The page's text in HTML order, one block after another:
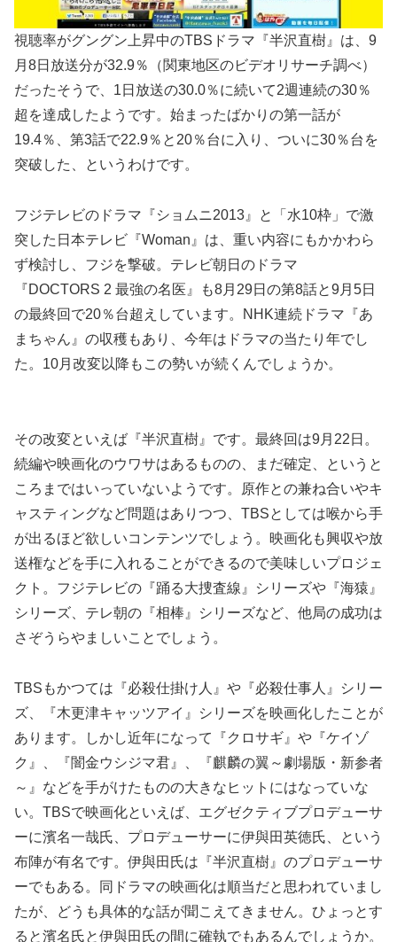
視聴率がグングン上昇中のTBSドラマ『半沢直樹』は、9
月8日放送分が32.9％（関東地区のビデオリサーチ調べ）
だったそうで、1日放送の30.0％に続いて2週連続の30％
超を達成したようです。始まったばかりの第一話が
19.4％、第3話で22.9％と20％台に入り、ついに30％台を
突破した、というわけです。
フジテレビのドラマ『ショムニ2013』と「水10枠」で激
突した日本テレビ『Woman』は、重い内容にもかかわら
ず検討し、フジを撃破。テレビ朝日のドラマ
『DOCTORS 2 最強の名医』も8月29日の第8話と9月5日
の最終回で20％台超えしています。NHK連続ドラマ『あ
まちゃん』の収穫もあり、今年はドラマの当たり年でし
た。10月改変以降もこの勢いが続くんでしょうか。
その改変といえば『半沢直樹』です。最終回は9月22日。
続編や映画化のウワサはあるものの、まだ確定、というと
ころまではいっていないようです。原作との兼ね合いやキ
ャスティングなど問題はありつつ、TBSとしては喉から手
が出るほど欲しいコンテンツでしょう。映画化も興収や放
送権などを手に入れることができるので美味しいプロジェ
クト。フジテレビの『踊る大捜査線』シリーズや『海猿』
シリーズ、テレ朝の『相棒』シリーズなど、他局の成功は
さぞうらやましいことでしょう。
TBSもかつては『必殺仕掛け人』や『必殺仕事人』シリー
ズ、『木更津キャッツアイ』シリーズを映画化したことが
あります。しかし近年になって『クロサギ』や『ケイゾ
ク』、『闇金ウシジマ君』、『麒麟の翼～劇場版・新参者
～』などを手がけたものの大きなヒットにはなっていな
い。TBSで映画化といえば、エグゼクティブプロデューサ
ーに濱名一哉氏、プロデューサーに伊與田英徳氏、という
布陣が有名です。伊與田氏は『半沢直樹』のプロデューサ
ーでもある。同ドラマの映画化は順当だと思われていまし
たが、どうも具体的な話が聞こえてきません。ひょっとす
ると濱名氏と伊與田氏の間に確執でもあるんでしょうか。